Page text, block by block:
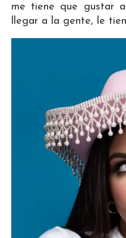
me tiene que gustar
llegar a la gente, le